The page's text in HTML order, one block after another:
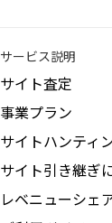
サービス説明
サイト査定
事業プラン
サイトハンティ
サイト引き継ぎ
レベニューシェ